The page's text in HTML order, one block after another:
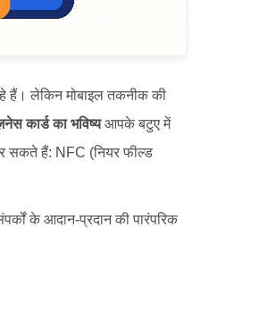
हैं। लेकिन मोबाइल तकनीक की
कार्ड का भविष्यआपके बटुए में
सकते हैं: NFC (नियर फील्ड
के आदान-प्रदान की पारंपरिक